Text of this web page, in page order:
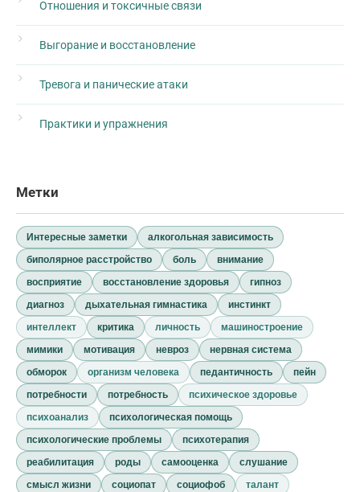
Отношения и токсичные связи
Выгорание и восстановление
Тревога и панические атаки
Практики и упражнения
Метки
Интересные заметки
алкогольная зависимость
биполярное расстройство
боль
внимание
восприятие
восстановление здоровья
гипноз
диагноз
дыхательная гимнастика
инстинкт
интеллект
критика личность
машиностроение
мимики
мотивация невроз
нервная система
обморок
организм человека педантичность
пейн
потребности
потребность
психическое здоровье
психоанализ
психологическая помощь
психологические проблемы
психотерапия
реабилитация
роды самооценка
слушание
смысл жизни
социопат социофоб
талант